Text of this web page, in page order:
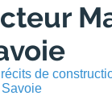
de